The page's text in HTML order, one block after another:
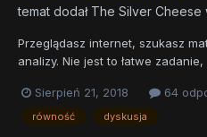
temat dodał The Silver Cheese
Przeglądasz internet, szukasz
analizy. Nie jest to łatwe
naszych kolorowych
naprawdę kontrowersyjnego, i
Sierpień 21, 2018 64
równość dyskusja